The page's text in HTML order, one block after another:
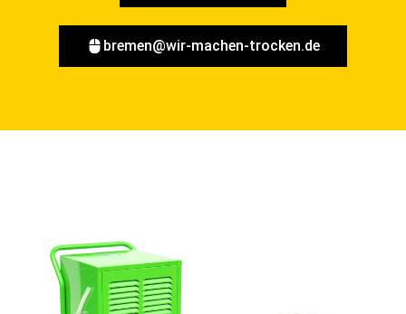
bremen@wir-machen-trocken.de